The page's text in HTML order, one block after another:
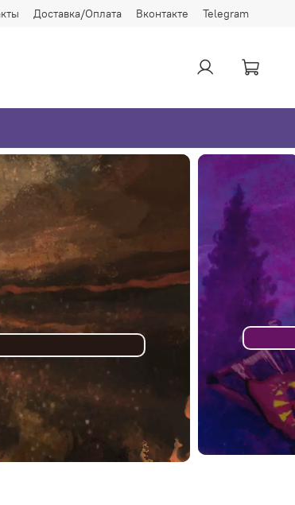
Доставка/Оплата Вконтакте Telegram
19 дней 22 часа)